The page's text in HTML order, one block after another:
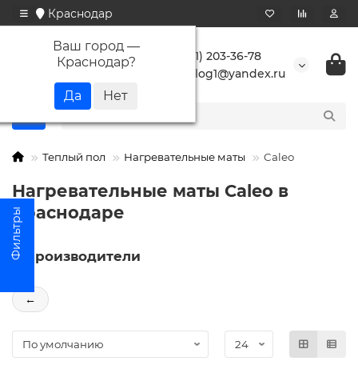
Краснодар
Ваш город —
Краснодар?
+7 (861) 203-36-78
buranlog1@yandex.ru
Теплый пол Нагревательные маты Caleo
Нагревательные маты Caleo в
Краснодаре
Производители
←